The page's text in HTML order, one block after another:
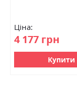
Ціна:
4 177 грн
Купити